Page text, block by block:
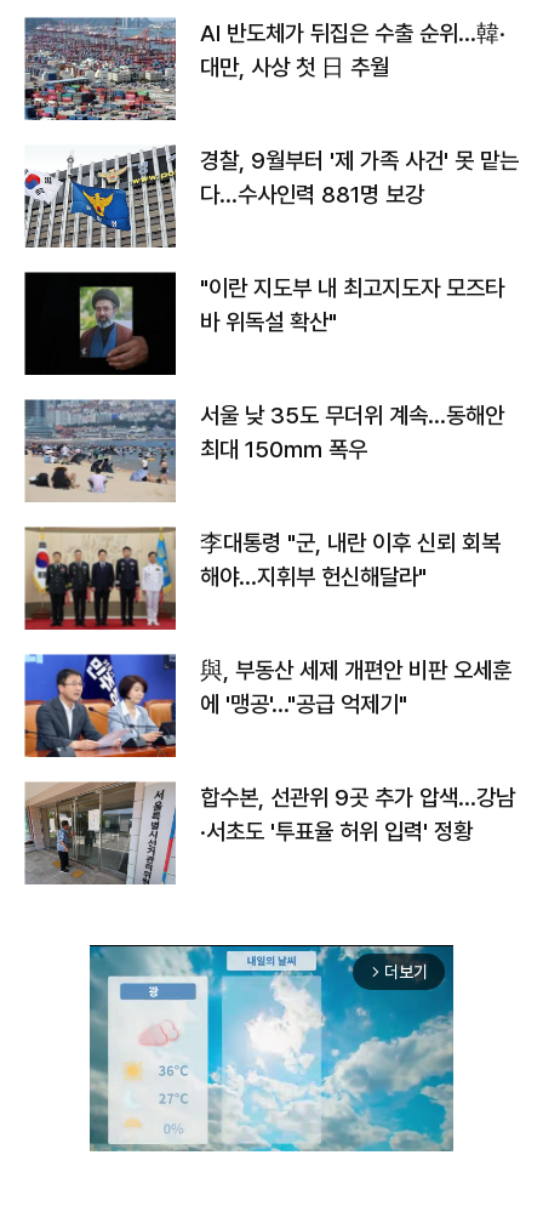
AI 반도체가 뒤집은 수출 순위…韓·
대만, 사상 첫 日 추월
경찰, 9월부터 '제 가족 사건' 못 맡는
다…수사인력 881명 보강
"이란 지도부 내 최고지도자 모즈타
바 위독설 확산"
서울 낮 35도 무더위 계속…동해안
최대 150㎜ 폭우
李대통령 "군, 내란 이후 신뢰 회복
해야…지휘부 헌신해달라"
與, 부동산 세제 개편안 비판 오세훈
에 '맹공'…"공급 억제기"
합수본, 선관위 9곳 추가 압색…강남
·서초도 '투표율 허위 입력' 정황
arrow_forward_ios 더보기